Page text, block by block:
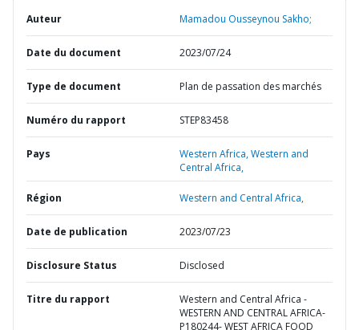
Auteur Mamadou Ousseynou Sakho;
Date du document 2023/07/24
Type de document Plan de passation des marchés
Numéro du rapport STEP83458
Pays Western Africa,Western and
Central Africa,
Région Western and Central Africa,
Date de publication 2023/07/23
Disclosure Status Disclosed
Titre du rapport
Western and Central Africa -
WESTERN AND CENTRAL AFRICA-
P180244- WEST AFRICA FOOD